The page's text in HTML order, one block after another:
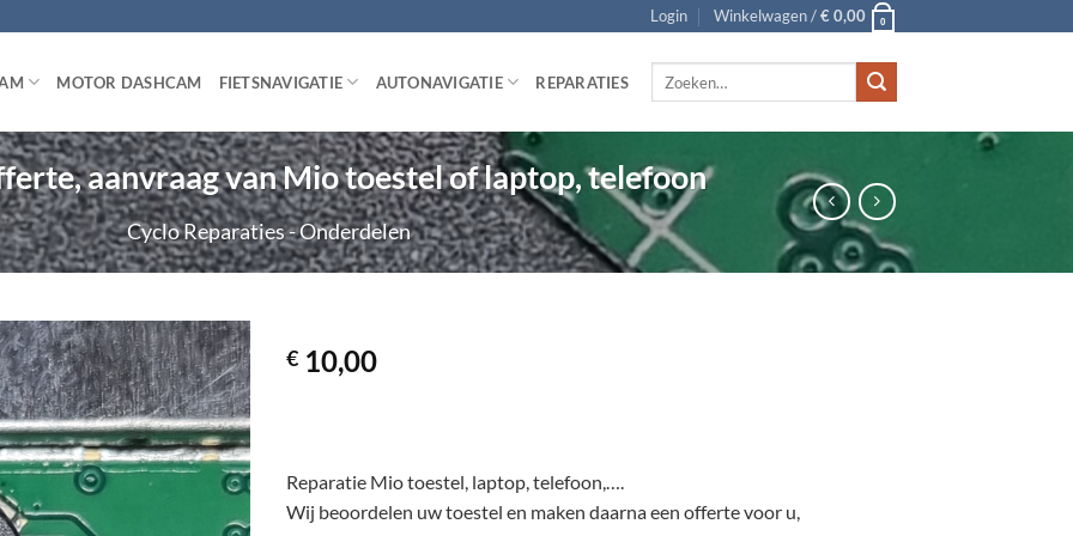
Login Winkelwagen /€0,00 0
MOTOR DASHCAM FIETSNAVIGATIE AUTONAVIGATIE REPARATIES
aanvraag van Mio toestel of laptop, telefoon
Cyclo Reparaties - Onderdelen
€ 10,00
Reparatie Mio toestel, laptop, telefoon,….
Wij beoordelen uw toestel en maken daarna een offerte voor u,